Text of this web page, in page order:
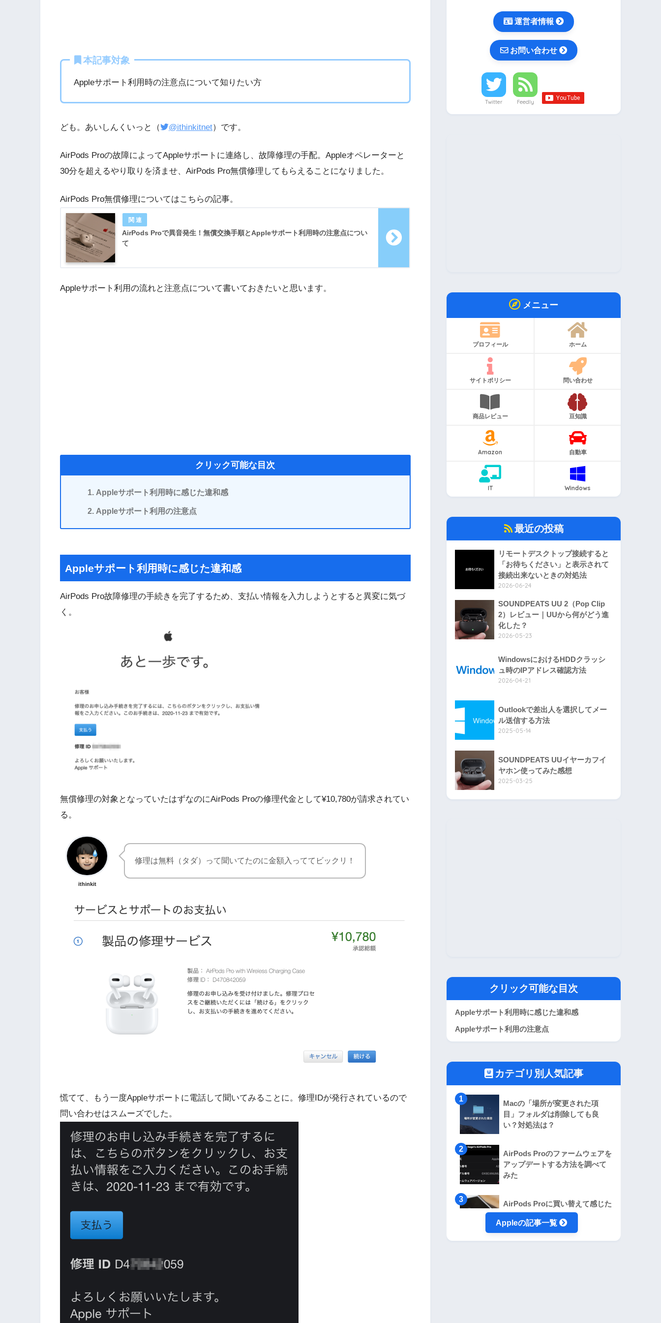
本記事対象
Appleサポート利用時の注意点について知りたい方
ども。あいしんくいっと（ @ithinkitnet）です。
AirPods Proの故障によってAppleサポートに連絡し、故障修理の手配。Appleオペレーターと
30分を超えるやり取りを済ませ、AirPods Pro無償修理してもらえることになりました。
AirPods Pro無償修理についてはこちらの記事。
AirPods Proで異音発生！無償交換手順とAppleサポート利用時の注意点につい
て
Appleサポート利用の流れと注意点について書いておきたいと思います。
クリック可能な目次
Appleサポート利用時に感じた違和感
Appleサポート利用の注意点
Appleサポート利用時に感じた違和感
AirPods Pro故障修理の手続きを完了するため、支払い情報を入力しようとすると異変に気づ
く。
無償修理の対象となっていたはずなのにAirPods Proの修理代金として¥10,780が請求されてい
る。
ithinkit
修理は無料（タダ）って聞いてたのに金額入っててビックリ！
慌てて、もう一度Appleサポートに電話して聞いてみることに。修理IDが発行されているので
問い合わせはスムーズでした。
運営者情報
お問い合わせ
Twitter Feedly
メニュー
プロフィール ホーム
サイトポリシー 問い合わせ
商品レビュー 豆知識
Amazon 自動車
IT Windows
最近の投稿
リモートデスクトップ接続すると
「お待ちください」と表示されて
接続出来ないときの対処法
2026-06-24
SOUNDPEATS UU 2（Pop Clip
2）レビュー｜UUから何がどう進
化した？
2026-05-23
WindowsにおけるHDDクラッシ
ュ時のIPアドレス確認方法
2026-04-21
Outlookで差出人を選択してメー
ル送信する方法
2025-05-14
SOUNDPEATS UUイヤーカフイ
ヤホン使ってみた感想
2025-03-25
クリック可能な目次
Appleサポート利用時に感じた違和感
Appleサポート利用の注意点
カテゴリ別人気記事
Macの「場所が変更された項
目」フォルダは削除しても良
い？対処法は？
AirPods Proのファームウェアを
アップデートする方法を調べて
みた
AirPods Proに買い替えて感じた
メリットデメリット。良いとこ
ろばかりじゃないよ！
Appleの記事一覧